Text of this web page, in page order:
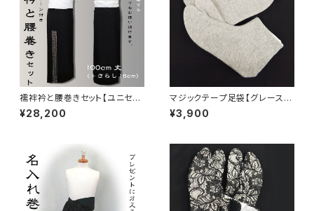
襦袢衿と腰巻きセット【ユニセッ
クス】
¥28,200
マジックテープ足袋【グレースウ
ェット】
¥3,900